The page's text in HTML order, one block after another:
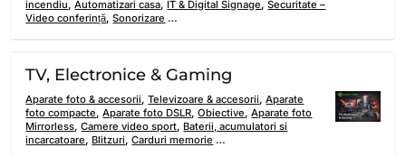
incendiu,Automatizari casa, IT & Digital Signage,Securitate –
Video conferință,Sonorizare …
TV, Electronice & Gaming
Aparate foto & accesorii,Televizoare & accesorii,Aparate
foto compacte,Aparate foto DSLR,Obiective,Aparate foto
Mirrorless,Camere video sport, Baterii, acumulatori si
incarcatoare, Blitzuri,Carduri memorie …